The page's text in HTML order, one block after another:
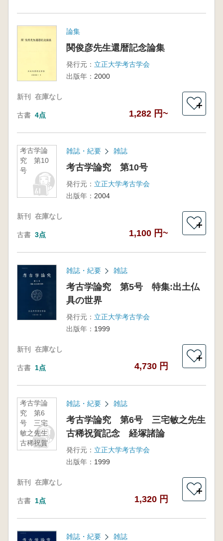
論集
関俊彦先生還暦記念論集
発行元： 立正大学考古学会
出版年： 2000
新刊 在庫なし
古書 4点 1,282 円~
＋
考古学論
究 第10
号
雑誌・紀要 雑誌
考古学論究 第10号
発行元： 立正大学考古学会
出版年： 2004
新刊 在庫なし
古書 3点 1,100 円~
＋
雑誌・紀要 雑誌
考古学論究 第5号 特集:出土仏
具の世界
発行元： 立正大学考古学会
出版年： 1999
新刊 在庫なし
古書 1点 4,730 円
＋
考古学論
究 第6
号 三宅
敏之先生
古稀祝賀
記念 経
雑誌・紀要 雑誌
考古学論究 第6号 三宅敏之先生
古稀祝賀記念 経塚諸論
発行元： 立正大学考古学会
出版年： 1999
新刊 在庫なし
古書 1点 1,320 円
＋
雑誌・紀要 雑誌